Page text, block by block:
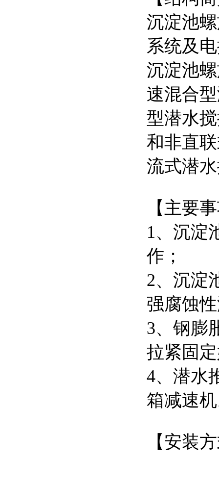
沉淀池
系统及
沉淀池
速混合
型潜水
和非直
流式潜
【主要
1、沉淀
作；
2、沉淀
强腐蚀
3、钢膨
拉紧固
4、潜水
箱减速
【安装